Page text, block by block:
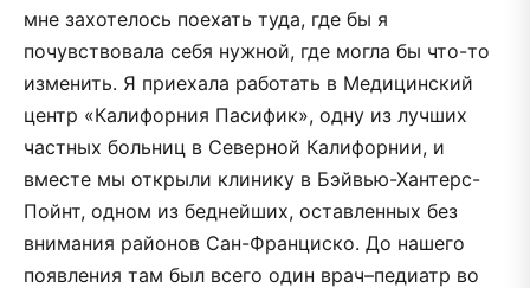
мне захотелось поехать туда, где бы я
почувствовала себя нужной, где могла бы что-то
изменить. Я приехала работать в Медицинский
центр «Калифорния Пасифик», одну из лучших
частных больниц в Северной Калифорнии, и
вместе мы открыли клинику в Бэйвью-Хантерс-
Пойнт, одном из беднейших, оставленных без
внимания районов Сан-Франциско. До нашего
появления там был всего один врач–педиатр во